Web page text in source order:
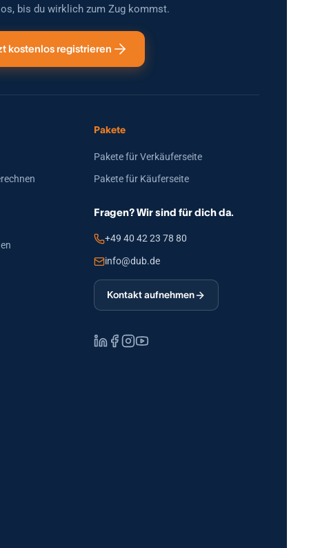
bis du wirklich zum Zug kommst.
kostenlos registrieren
Pakete
Pakete für Verkäuferseite
Pakete für Käuferseite
Fragen? Wir sind für dich da.
+49 40 42 23 78 80
info@dub.de
Kontakt aufnehmen